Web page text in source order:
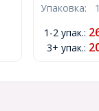
Диаметр:
около
Упаковка:
1-2 упак.:
3+ упак.: